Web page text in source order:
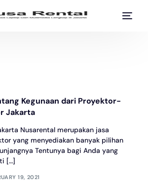
Kegunaan dari Proyektor-
Jakarta
Nusarental merupakan jasa
yang menyediakan banyak pilihan
Tentunya bagi Anda yang
[…]
19, 2021